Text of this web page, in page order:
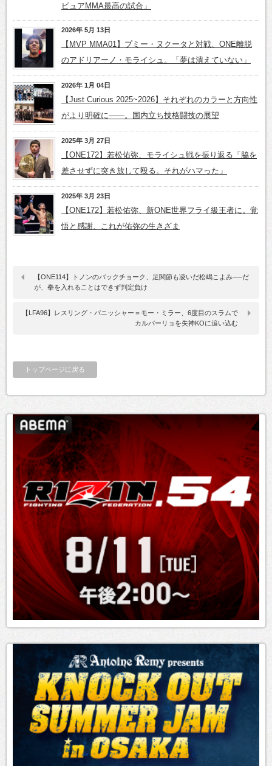
ピュアMMA最高の試合」
2026年 5月 13日
【MVP MMA01】プミー・ヌクータと対戦、ONE離脱
のアドリアーノ・モライシュ。「夢は潰えていない」
2026年 1月 04日
【Just Curious 2025~2026】それぞれのカラーと方向性
がより明確に――。国内立ち技格闘技の展望
2025年 3月 27日
【ONE172】若松佑弥、モライシュ戦を振り返る「脇を
差させずに突き放して殴る。それがハマった」
2025年 3月 23日
【ONE172】若松佑弥、新ONE世界フライ級王者に。覚
悟と感謝、これが佑弥の生きざま
【ONE114】トノンのバックチョーク、足関節も凌いだ松嶋こよみ──だ
が、拳を入れることはできず判定負け
【LFA96】レスリング・パニッシャー＝モー・ミラー、6度目のスラムで
カルバーリョを失神KOに追い込む
トップページに戻る